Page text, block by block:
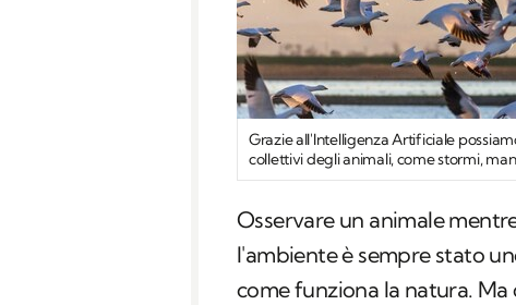
Grazie all'Intelligenza Artificiale
collettivi degli animali, come stormi,
Osservare un animale
l'ambiente è sempre stato
come funziona la natura.